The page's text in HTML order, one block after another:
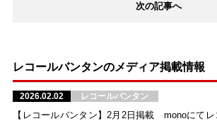
次の記事へ
レコールバンタンのメディア掲載情報
2026.02.02 レコールバンタン
【レコールバンタン】2月2日掲載 monoにてレ